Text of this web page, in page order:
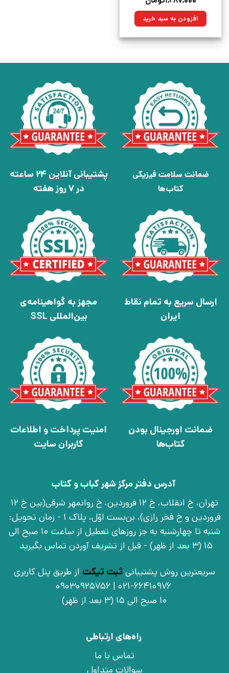
۱,۸۰۰,۰۰۰تومان
بود.
۱,۲۸۷,۰۰۰تومان.افزودن به سبد خرید
ضمانت سلامت فیزیکی
کتاب‌ها
پشتیبانی آنلاین 24 ساعته
در 7 روز هفته
ارسال سریع به تمام نقاط
ایران
مجهز به گواهینامه‌ی
بین‌المللی SSL
ضمانت اورجینال بودن
کتاب‌ها
امنیت پرداخت و اطلاعات
کاربران سایت
آدرس دفتر مرکز شهر کباب و کتاب
تهران، خ انقلاب، خ 12 فروردین، خ روانمهر شرقی(بین خ 12
فروردین و خ فخر رازی)، بن‌بست اوّل، پلاک 1 - زمان تحویل:
شنبه تا چهارشنبه به جز روزهای تعطیل از ساعت 10 صبح الی
15 (3 بعد از ظهر) - قبل از تشریف آوردن تماس بگیرید
سریعترین روش پشتیبانی ثبت تیکت از طریق پنل کاربری
021-66410976 | 09030925756
10 صبح الی 15 (3 بعد از ظهر)
راه‌های ارتباطی
تماس با ما
سوالات متداول